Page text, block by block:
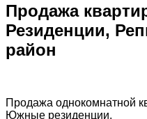
Продажа
Резиденции,
район
Продажа однокомнатной
Южные резиденции.